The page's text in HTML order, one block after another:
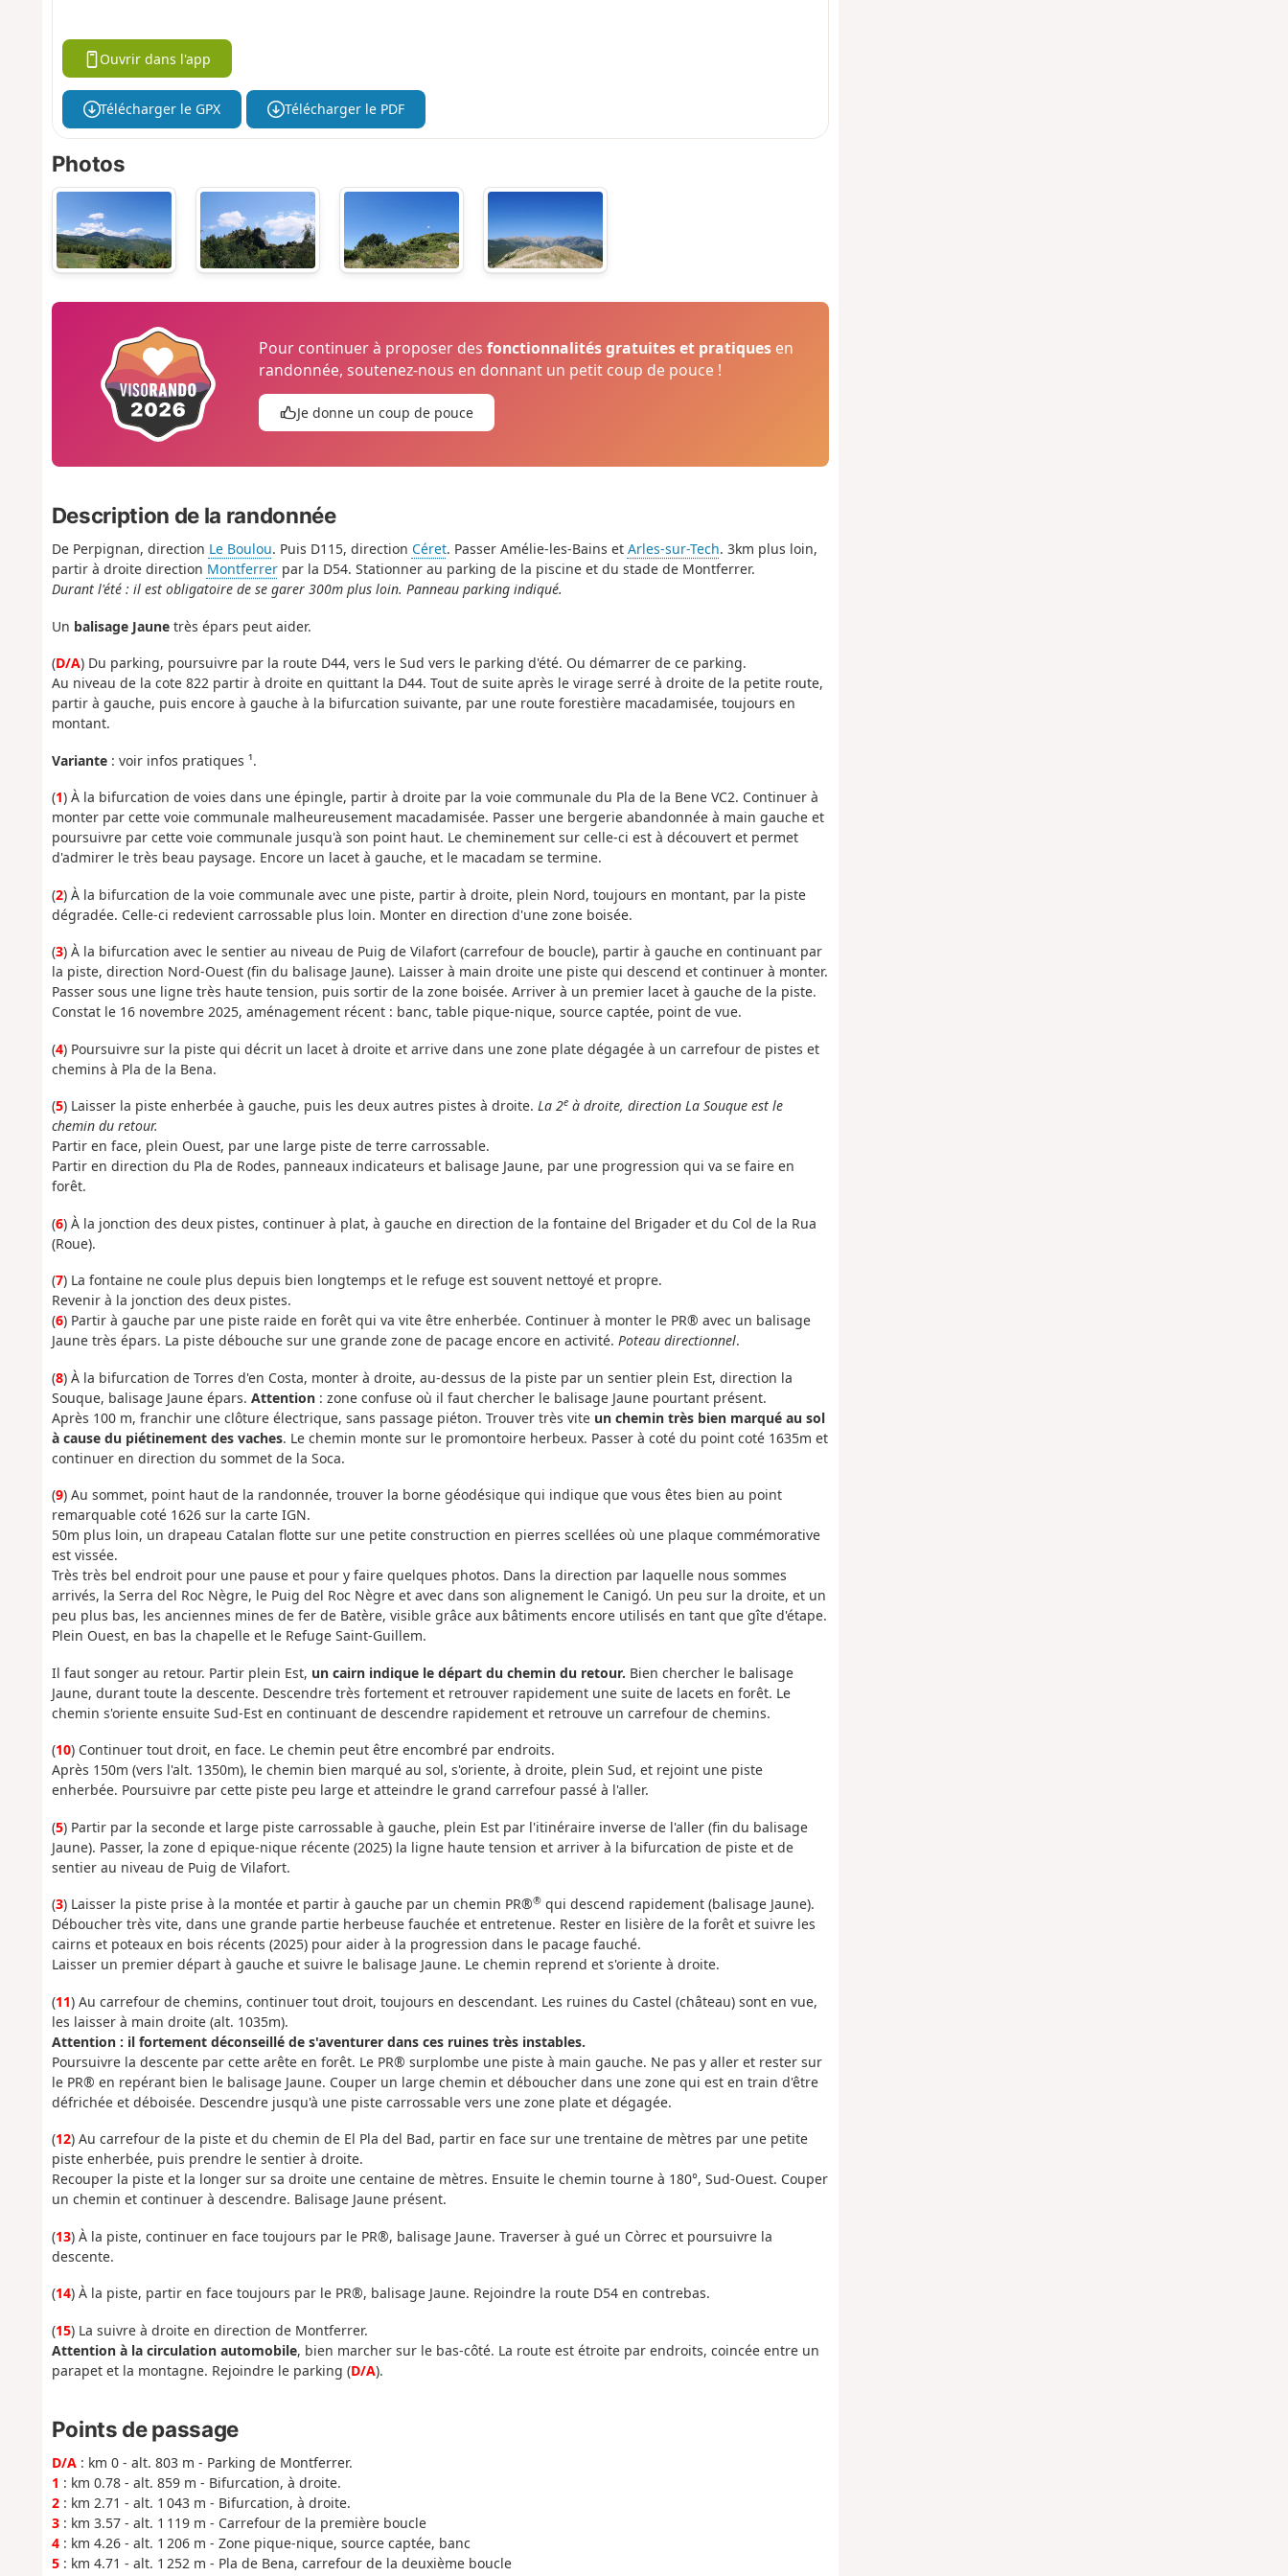
Ouvrir dans l'app
Télécharger le GPX Télécharger le PDF
Photos
Pour continuer à proposer desfonctionnalités gratuites et pratiques en
randonnée, soutenez-nous en donnant un petit coup de pouce !
Je donne un coup de pouce
Description de la randonnée
De Perpignan, direction Le Boulou. Puis D115, direction Céret. Passer Amélie-les-Bains et Arles-sur-Tech. 3km plus loin,
partir à droite direction Montferrerpar la D54. Stationner au parking de la piscine et du stade de Montferrer.
Durant l'été : il est obligatoire de se garer 300m plus loin. Panneau parking indiqué.
Un balisage Jaunetrès épars peut aider.
(D/A) Du parking, poursuivre par la route D44, vers le Sud vers le parking d'été. Ou démarrer de ce parking.
Au niveau de la cote 822 partir à droite en quittant la D44. Tout de suite après le virage serré à droite de la petite route,
partir à gauche, puis encore à gauche à la bifurcation suivante, par une route forestière macadamisée, toujours en
montant.
Variante: voir infos pratiques ¹.
(1) À la bifurcation de voies dans une épingle, partir à droite par la voie communale du Pla de la Bene VC2. Continuer à
monter par cette voie communale malheureusement macadamisée. Passer une bergerie abandonnée à main gauche et
poursuivre par cette voie communale jusqu'à son point haut. Le cheminement sur celle-ci est à découvert et permet
d'admirer le très beau paysage. Encore un lacet à gauche, et le macadam se termine.
(2) À la bifurcation de la voie communale avec une piste, partir à droite, plein Nord, toujours en montant, par la piste
dégradée. Celle-ci redevient carrossable plus loin. Monter en direction d'une zone boisée.
(3) À la bifurcation avec le sentier au niveau de Puig de Vilafort (carrefour de boucle), partir à gauche en continuant par
la piste, direction Nord-Ouest (fin du balisage Jaune). Laisser à main droite une piste qui descend et continuer à monter.
Passer sous une ligne très haute tension, puis sortir de la zone boisée. Arriver à un premier lacet à gauche de la piste.
Constat le 16 novembre 2025, aménagement récent : banc, table pique-nique, source captée, point de vue.
(4) Poursuivre sur la piste qui décrit un lacet à droite et arrive dans une zone plate dégagée à un carrefour de pistes et
chemins à Pla de la Bena.
(5) Laisser la piste enherbée à gauche, puis les deux autres pistes à droite. La 2eà droite, direction La Souque est le
chemin du retour.
Partir en face, plein Ouest, par une large piste de terre carrossable.
Partir en direction du Pla de Rodes, panneaux indicateurs et balisage Jaune, par une progression qui va se faire en
forêt.
(6) À la jonction des deux pistes, continuer à plat, à gauche en direction de la fontaine del Brigader et du Col de la Rua
(Roue).
(7) La fontaine ne coule plus depuis bien longtemps et le refuge est souvent nettoyé et propre.
Revenir à la jonction des deux pistes.
(6) Partir à gauche par une piste raide en forêt qui va vite être enherbée. Continuer à monter le PR® avec un balisage
Jaune très épars. La piste débouche sur une grande zone de pacage encore en activité. Poteau directionnel.
(8) À la bifurcation de Torres d'en Costa, monter à droite, au-dessus de la piste par un sentier plein Est, direction la
Souque, balisage Jaune épars. Attention: zone confuse où il faut chercher le balisage Jaune pourtant présent.
Après 100 m, franchir une clôture électrique, sans passage piéton. Trouver très vite un chemin très bien marqué au sol
à cause du piétinement des vaches. Le chemin monte sur le promontoire herbeux. Passer à coté du point coté 1635m et
continuer en direction du sommet de la Soca.
(9) Au sommet, point haut de la randonnée, trouver la borne géodésique qui indique que vous êtes bien au point
remarquable coté 1626 sur la carte IGN.
50m plus loin, un drapeau Catalan flotte sur une petite construction en pierres scellées où une plaque commémorative
est vissée.
Très très bel endroit pour une pause et pour y faire quelques photos. Dans la direction par laquelle nous sommes
arrivés, la Serra del Roc Nègre, le Puig del Roc Nègre et avec dans son alignement le Canigó. Un peu sur la droite, et un
peu plus bas, les anciennes mines de fer de Batère, visible grâce aux bâtiments encore utilisés en tant que gîte d'étape.
Plein Ouest, en bas la chapelle et le Refuge Saint-Guillem.
Il faut songer au retour. Partir plein Est, un cairn indique le départ du chemin du retour. Bien chercher le balisage
Jaune, durant toute la descente. Descendre très fortement et retrouver rapidement une suite de lacets en forêt. Le
chemin s'oriente ensuite Sud-Est en continuant de descendre rapidement et retrouve un carrefour de chemins.
(10) Continuer tout droit, en face. Le chemin peut être encombré par endroits.
Après 150m (vers l'alt. 1350m), le chemin bien marqué au sol, s'oriente, à droite, plein Sud, et rejoint une piste
enherbée. Poursuivre par cette piste peu large et atteindre le grand carrefour passé à l'aller.
(5) Partir par la seconde et large piste carrossable à gauche, plein Est par l'itinéraire inverse de l'aller (fin du balisage
Jaune). Passer, la zone d epique-nique récente (2025) la ligne haute tension et arriver à la bifurcation de piste et de
sentier au niveau de Puig de Vilafort.
(3) Laisser la piste prise à la montée et partir à gauche par un chemin PR®®qui descend rapidement (balisage Jaune).
Déboucher très vite, dans une grande partie herbeuse fauchée et entretenue. Rester en lisière de la forêt et suivre les
cairns et poteaux en bois récents (2025) pour aider à la progression dans le pacage fauché.
Laisser un premier départ à gauche et suivre le balisage Jaune. Le chemin reprend et s'oriente à droite.
(11) Au carrefour de chemins, continuer tout droit, toujours en descendant. Les ruines du Castel (château) sont en vue,
les laisser à main droite (alt. 1035m).
Attention : il fortement déconseillé de s'aventurer dans ces ruines très instables.
Poursuivre la descente par cette arête en forêt. Le PR® surplombe une piste à main gauche. Ne pas y aller et rester sur
le PR® en repérant bien le balisage Jaune. Couper un large chemin et déboucher dans une zone qui est en train d'être
défrichée et déboisée. Descendre jusqu'à une piste carrossable vers une zone plate et dégagée.
(12) Au carrefour de la piste et du chemin de El Pla del Bad, partir en face sur une trentaine de mètres par une petite
piste enherbée, puis prendre le sentier à droite.
Recouper la piste et la longer sur sa droite une centaine de mètres. Ensuite le chemin tourne à 180°, Sud-Ouest. Couper
un chemin et continuer à descendre. Balisage Jaune présent.
(13) À la piste, continuer en face toujours par le PR®, balisage Jaune. Traverser à gué un Còrrec et poursuivre la
descente.
(14) À la piste, partir en face toujours par le PR®, balisage Jaune. Rejoindre la route D54 en contrebas.
(15) La suivre à droite en direction de Montferrer.
Attention à la circulation automobile, bien marcher sur le bas-côté. La route est étroite par endroits, coincée entre un
parapet et la montagne. Rejoindre le parking (D/A).
Points de passage
D/A: km 0 - alt. 803 m - Parking de Montferrer.
1 : km 0.78 - alt. 859 m - Bifurcation, à droite.
2: km 2.71 - alt. 1 043 m - Bifurcation, à droite.
3: km 3.57 - alt. 1 119 m - Carrefour de la première boucle
4: km 4.26 - alt. 1 206 m - Zone pique-nique, source captée, banc
5: km 4.71 - alt. 1 252 m - Pla de Bena, carrefour de la deuxième boucle